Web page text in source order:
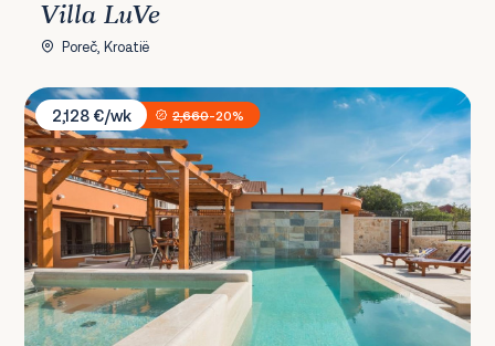
Villa LuVe
Poreč, Kroatië
Villa Ivanovi Dvori
2,128 €/wk
2,660-20%